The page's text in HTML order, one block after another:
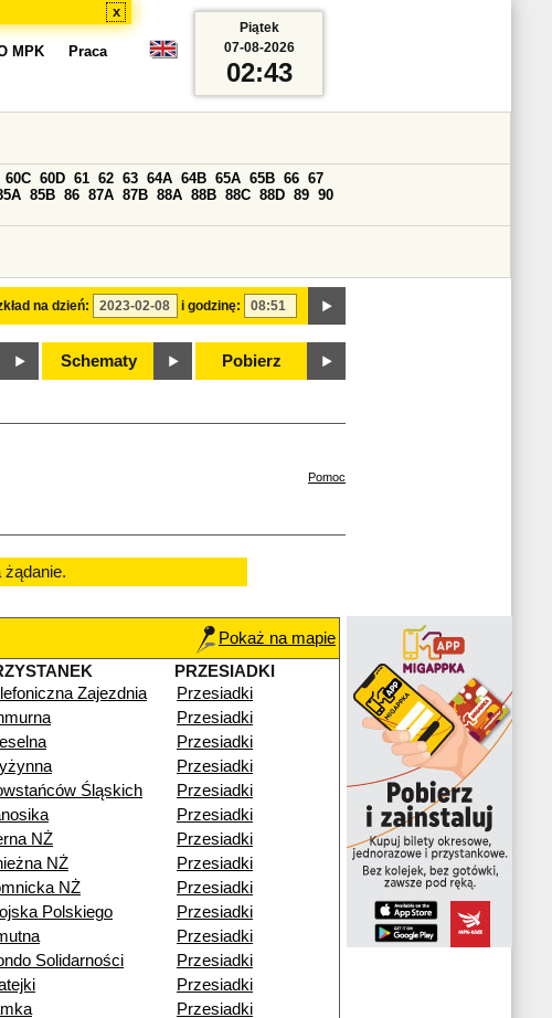
x
MPK Praca
na dzień: i godzinę:
60C 60D 61 62 63 64A 64B 65A 65B 66 67
85B 86 87A 87B 88A 88B 88C 88D 89 90
Schematy Pobierz
Piątek
07-08-2026
02:43
Pomoc
Pokaż na mapie
PRZESIADKI
Zajezdnia
Przesiadki
Przesiadki
Przesiadki
Przesiadki
Śląskich
Przesiadki
Przesiadki
NŻ
Przesiadki
NŻ
Przesiadki
NŻ
Przesiadki
Polskiego
Przesiadki
Przesiadki
Solidarności
Przesiadki
Przesiadki
Przesiadki